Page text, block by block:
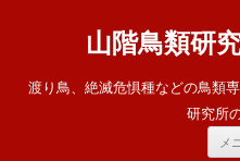
山階鳥類研
渡り鳥、絶滅危惧種などの鳥類
研究所
メ